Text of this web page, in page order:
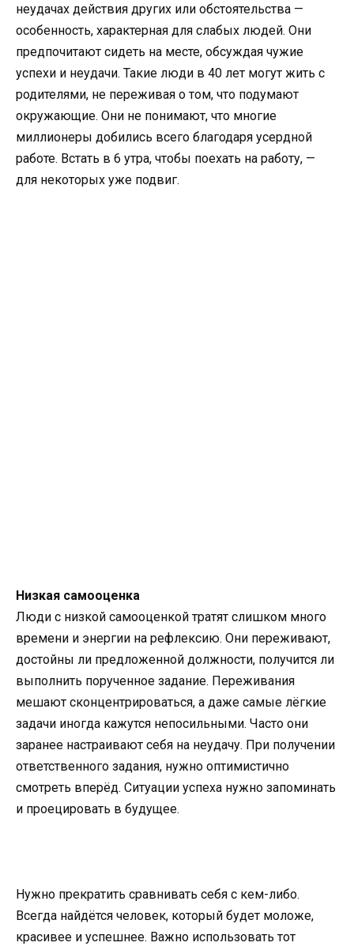
неудачах действия других или обстоятельства —
особенность, характерная для слабых людей. Они
предпочитают сидеть на месте, обсуждая чужие
успехи и неудачи. Такие люди в 40 лет могут жить с
родителями, не переживая о том, что подумают
окружающие. Они не понимают, что многие
миллионеры добились всего благодаря усердной
работе. Встать в 6 утра, чтобы поехать на работу, —
для некоторых уже подвиг.
Низкая самооценка
Люди с низкой самооценкой тратят слишком много
времени и энергии на рефлексию. Они переживают,
достойны ли предложенной должности, получится ли
выполнить порученное задание. Переживания
мешают сконцентрироваться, а даже самые лёгкие
задачи иногда кажутся непосильными. Часто они
заранее настраивают себя на неудачу. При получении
ответственного задания, нужно оптимистично
смотреть вперёд. Ситуации успеха нужно запоминать
и проецировать в будущее.
Нужно прекратить сравнивать себя с кем-либо.
Всегда найдётся человек, который будет моложе,
красивее и успешнее. Важно использовать тот